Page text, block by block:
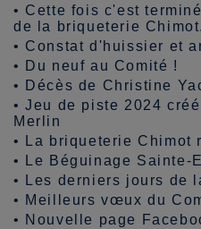
• Cette fois c'est
de la briqueterie
• Constat d'huissier et
•
Du neuf au Comité !
•
Décès de Christine
•Jeu de piste 2024
Merlin
•
La briqueterie Chimot
•
Le Béguinage Sainte-
•
Les derniers jours de
• Meilleurs vœux du
• Nouvelle page